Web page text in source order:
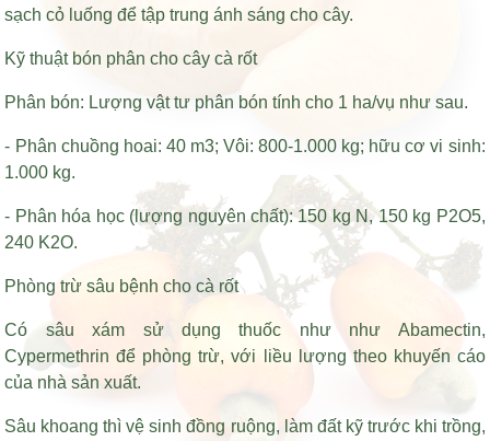
sạch cỏ luống để tập trung ánh sáng cho cây.
Kỹ thuật bón phân cho cây cà rốt
Phân bón: Lượng vật tư phân bón tính cho 1 ha/vụ như sau.
- Phân chuồng hoai: 40 m3; Vôi: 800-1.000 kg; hữu cơ vi sinh:
1.000 kg.
- Phân hóa học (lượng nguyên chất): 150 kg N, 150 kg P2O5,
240 K2O.
Phòng trừ sâu bệnh cho cà rốt
Có sâu xám sử dụng thuốc như như Abamectin,
Cypermethrin để phòng trừ, với liều lượng theo khuyến cáo
của nhà sản xuất.
Sâu khoang thì vệ sinh đồng ruộng, làm đất kỹ trước khi trồng,